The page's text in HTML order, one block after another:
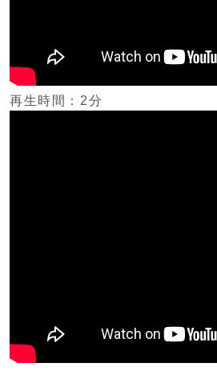
再生時間：2分